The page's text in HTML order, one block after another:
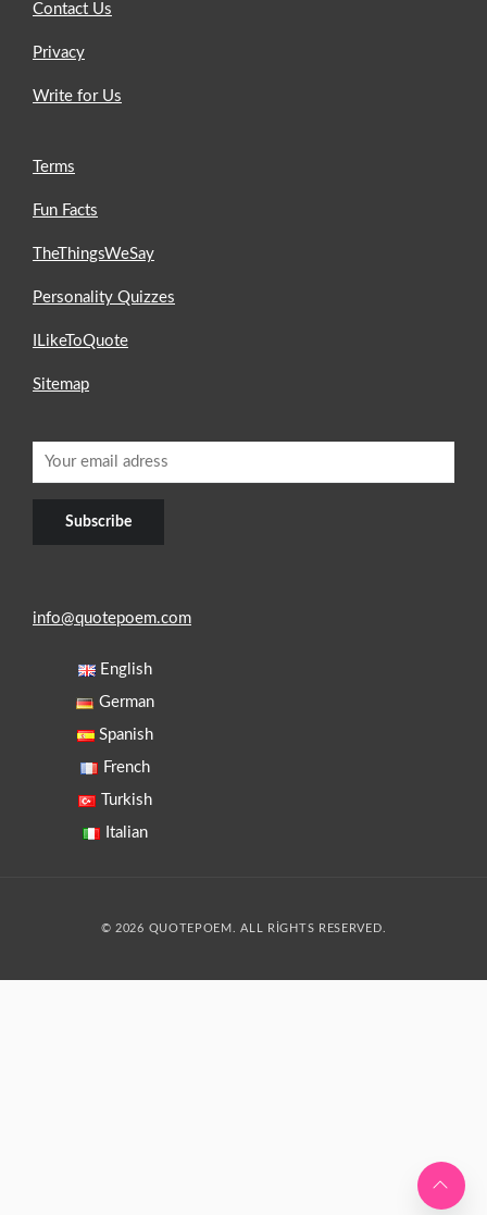
Contact Us
Privacy
Write for Us
Terms
Fun Facts
TheThingsWeSay
Personality Quizzes
ILikeToQuote
Sitemap
info@quotepoem.com
English
German
Spanish
French
Turkish
Italian
© 2026 QUOTEPOEM. ALL RIGHTS RESERVED.